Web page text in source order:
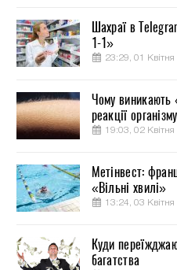
Шахраї в
1-1»
23:29, 01 Квітня
Чому виникають
реакції організму
19:03, 02 Квітня
Метінвест:
«Вільні хвилі»
13:24, 03 Квітня
Куди
багатства